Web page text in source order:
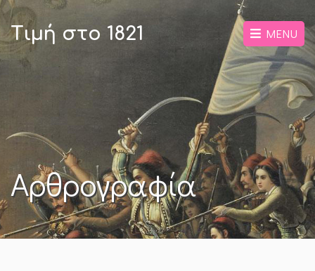
Τιμή στο 1821 MENU
Αρθρογραφία